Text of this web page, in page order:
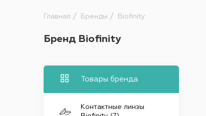
Главная Бренды Biofinity
Бренд Biofinity
Товары бренда
Контактные линзы